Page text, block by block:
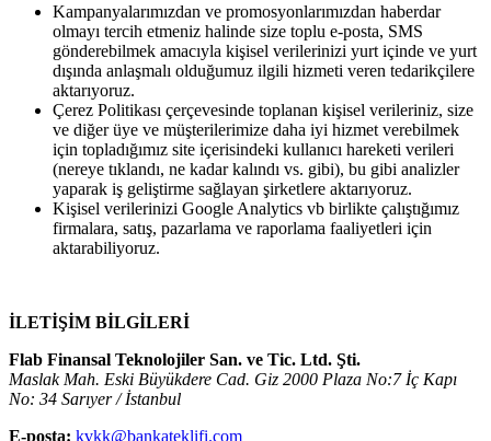
Kampanyalarımızdan ve promosyonlarımızdan haberdar
olmayı tercih etmeniz halinde size toplu e-posta, SMS
gönderebilmek amacıyla kişisel verilerinizi yurt içinde ve yurt
dışında anlaşmalı olduğumuz ilgili hizmeti veren tedarikçilere
aktarıyoruz.
Çerez Politikası çerçevesinde toplanan kişisel verileriniz, size
ve diğer üye ve müşterilerimize daha iyi hizmet verebilmek
için topladığımız site içerisindeki kullanıcı hareketi verileri
(nereye tıklandı, ne kadar kalındı vs. gibi), bu gibi analizler
yaparak iş geliştirme sağlayan şirketlere aktarıyoruz.
Kişisel verilerinizi Google Analytics vb birlikte çalıştığımız
firmalara, satış, pazarlama ve raporlama faaliyetleri için
aktarabiliyoruz.
İLETİŞİM BİLGİLERİ
Flab Finansal Teknolojiler San. ve Tic. Ltd. Şti.
Maslak Mah. Eski Büyükdere Cad. Giz 2000 Plaza No:7 İç Kapı
No: 34 Sarıyer / İstanbul
E-posta: kvkk@bankateklifi.com